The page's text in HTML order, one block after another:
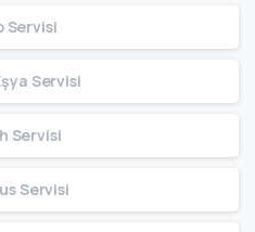
Servisi
Servisi
Servisi
Servisi